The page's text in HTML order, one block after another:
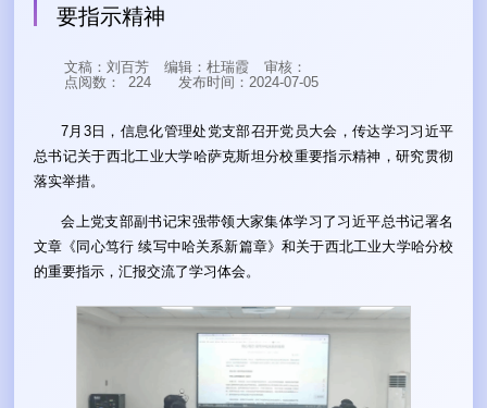
要指示精神
文稿：刘百芳 编辑：杜瑞霞
审核：
点阅数：
224 发布时间：2024-07-05
7月3日，信息化管理处党支部召开党员大会，传达学习习近平
总书记关于西北工业大学哈萨克斯坦分校重要指示精神，研究贯彻
落实举措。
会上党支部副书记宋强带领大家集体学习了习近平总书记署名
文章《同心笃行 续写中哈关系新篇章》和关于西北工业大学哈分校
的重要指示，汇报交流了学习体会。